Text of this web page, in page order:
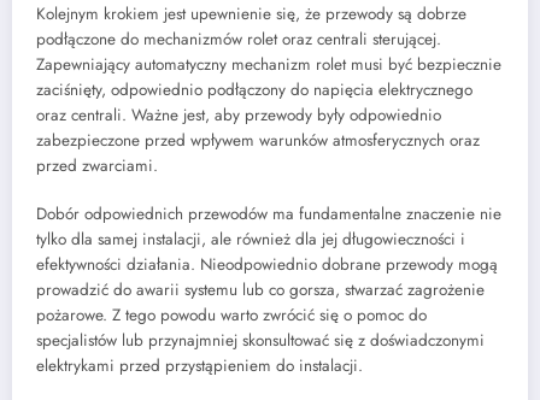
Kolejnym krokiem jest upewnienie się, że przewody są dobrze
podłączone do mechanizmów rolet oraz centrali sterującej.
Zapewniający automatyczny mechanizm rolet musi być bezpiecznie
zaciśnięty, odpowiednio podłączony do napięcia elektrycznego
oraz centrali. Ważne jest, aby przewody były odpowiednio
zabezpieczone przed wpływem warunków atmosferycznych oraz
przed zwarciami.
Dobór odpowiednich przewodów ma fundamentalne znaczenie nie
tylko dla samej instalacji, ale również dla jej długowieczności i
efektywności działania. Nieodpowiednio dobrane przewody mogą
prowadzić do awarii systemu lub co gorsza, stwarzać zagrożenie
pożarowe. Z tego powodu warto zwrócić się o pomoc do
specjalistów lub przynajmniej skonsultować się z doświadczonymi
elektrykami przed przystąpieniem do instalacji.